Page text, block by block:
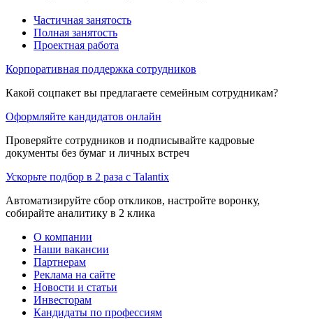
Частичная занятость
Полная занятость
Проектная работа
Корпоративная поддержка сотрудников
Какой соцпакет вы предлагаете семейным сотрудникам?
Оформляйте кандидатов онлайн
Проверяйте сотрудников и подписывайте кадровые
документы без бумаг и личных встреч
Ускорьте подбор в 2 раза с Talantix
Автоматизируйте сбор откликов, настройте воронку,
собирайте аналитику в 2 клика
О компании
Наши вакансии
Партнерам
Реклама на сайте
Новости и статьи
Инвесторам
Кандидаты по профессиям